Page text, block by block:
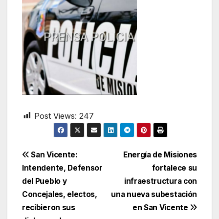
Post Views: 247
Navegación
de
entradas
Energía de Misiones
fortalece su
infraestructura con
una nueva subestación
en San Vicente
San Vicente:
Intendente, Defensor
del Pueblo y
Concejales, electos,
recibieron sus